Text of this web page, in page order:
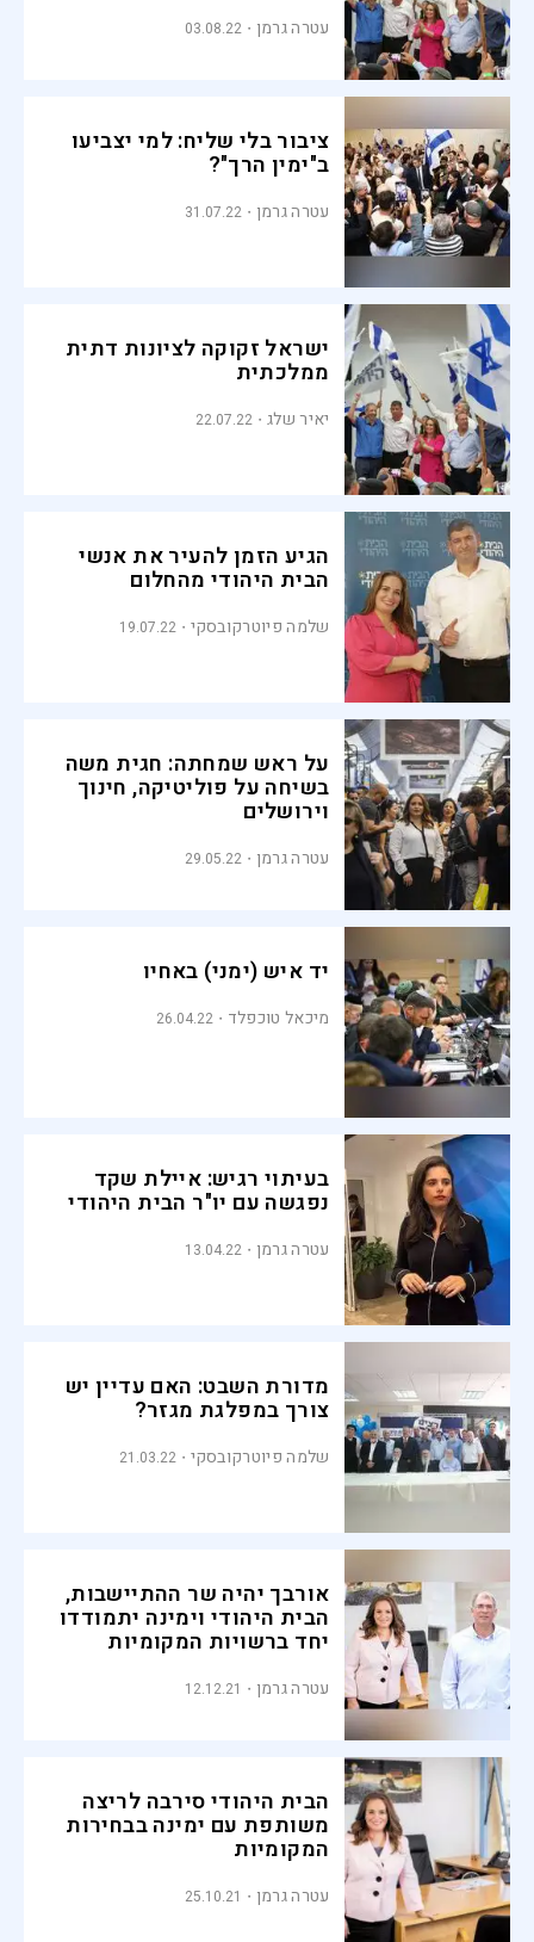
עטרה גרמן 03.08.22
ציבור בלי שליח: למי יצביעו
ב"ימין הרך"?
עטרה גרמן 31.07.22
ישראל זקוקה לציונות דתית
ממלכתית
יאיר שלג 22.07.22
הגיע הזמן להעיר את אנשי
הבית היהודי מהחלום
שלמה פיוטרקובסקי 19.07.22
על ראש שמחתה: חגית משה
בשיחה על פוליטיקה, חינוך
וירושלים
עטרה גרמן 29.05.22
יד איש (ימני) באחיו
מיכאל טוכפלד 26.04.22
בעיתוי רגיש: איילת שקד
נפגשה עם יו"ר הבית היהודי
עטרה גרמן 13.04.22
מדורת השבט: האם עדיין יש
צורך במפלגת מגזר?
שלמה פיוטרקובסקי 21.03.22
אורבך יהיה שר ההתיישבות,
הבית היהודי וימינה יתמודדו
יחד ברשויות המקומיות
עטרה גרמן 12.12.21
הבית היהודי סירבה לריצה
משותפת עם ימינה בבחירות
המקומיות
עטרה גרמן 25.10.21